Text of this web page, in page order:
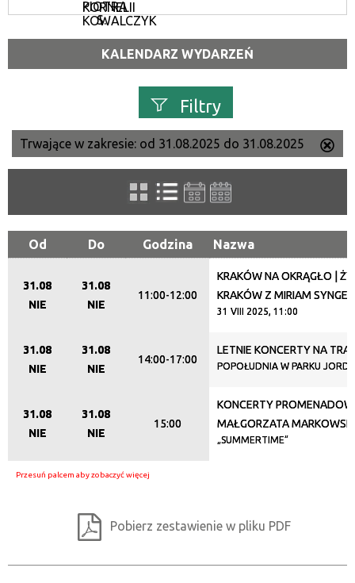
PIOTRA
S.
KORNELII
KOWALCZYK
KALENDARZ WYDARZEŃ
Filtry
Szukana fraza
Kategoria
Trwające w zakresie
Miejsce
Organizator
Promowane
Trwające w zakresie: od 31.08.2025 do 31.08.2025
ten
Od Do Godzina Nazwa
31.08
NIE
31.08
NIE
11:00-12:00
KRAKÓW NA OKRĄGŁO |
KRAKÓW Z MIRIAM SYNGER
31 VIII 2025, 11:00
31.08
NIE
31.08
NIE
14:00-17:00
LETNIE KONCERTY NA
POPOŁUDNIA W PARKU
31.08
NIE
31.08
NIE
15:00
KONCERTY
MAŁGORZATA
„SUMMERTIME”
Pobierz zestawienie w pliku PDF